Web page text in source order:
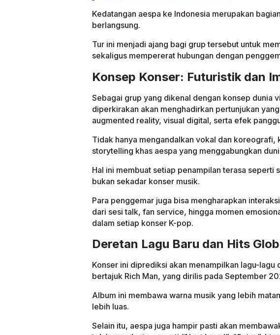
Kedatangan aespa ke Indonesia merupakan
berlangsung.
Tur ini menjadi ajang bagi grup tersebut untuk
sekaligus mempererat hubungan dengan
Konsep Konser: Futuristik dan
Sebagai grup yang dikenal dengan konsep dunia
diperkirakan akan menghadirkan pertunjukan
augmented reality, visual digital, serta efek
Tidak hanya mengandalkan vokal dan koreografi,
storytelling khas aespa yang menggabungkan
Hal ini membuat setiap penampilan terasa seperti
bukan sekadar konser musik.
Para penggemar juga bisa mengharapkan
dari sesi talk, fan service, hingga momen
dalam setiap konser K-pop.
Deretan Lagu Baru dan Hits
Konser ini diprediksi akan menampilkan lagu-lagu
bertajuk Rich Man, yang dirilis pada September
Album ini membawa warna musik yang lebih
lebih luas.
Selain itu, aespa juga hampir pasti akan